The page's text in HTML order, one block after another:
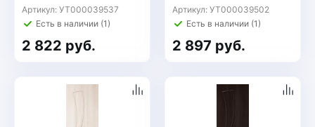
Артикул: УТ000039537
Есть в наличии (1)
2 822 руб.
Артикул: УТ000039502
Есть в наличии (1)
2 897 руб.